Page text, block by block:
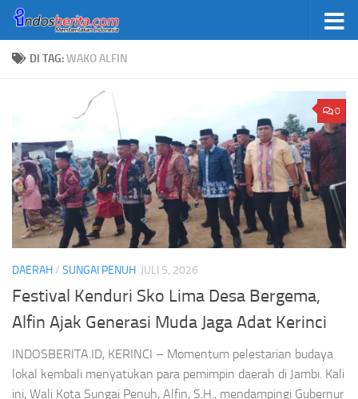
Skip to content
DI TAG:WAKO ALFIN
0
DAERAH/ SUNGAI PENUH JULI 5, 2026
Festival Kenduri Sko Lima Desa Bergema,
Alfin Ajak Generasi Muda Jaga Adat Kerinci
INDOSBERITA.ID, KERINCI – Momentum pelestarian budaya
lokal kembali menyatukan para pemimpin daerah di Jambi. Kali
ini, Wali Kota Sungai Penuh, Alfin, S.H., mendampingi Gubernur